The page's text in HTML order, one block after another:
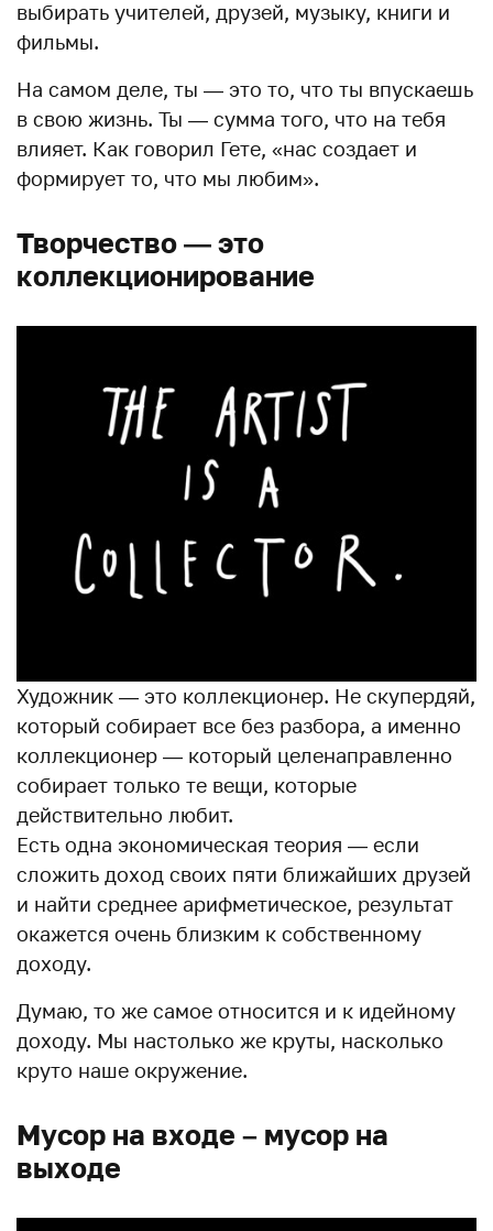
выбирать учителей, друзей, музыку, книги и
фильмы.
На самом деле, ты — это то, что ты впускаешь
в свою жизнь. Ты — сумма того, что на тебя
влияет. Как говорил Гете, «нас создает и
формирует то, что мы любим».
Творчество — это
коллекционирование
Художник — это коллекционер. Не скупердяй,
который собирает все без разбора, а именно
коллекционер — который целенаправленно
собирает только те вещи, которые
действительно любит.
Есть одна экономическая теория — если
сложить доход своих пяти ближайших друзей
и найти среднее арифметическое, результат
окажется очень близким к собственному
доходу.
Думаю, то же самое относится и к идейному
доходу. Мы настолько же круты, насколько
круто наше окружение.
Мусор на входе – мусор на
выходе